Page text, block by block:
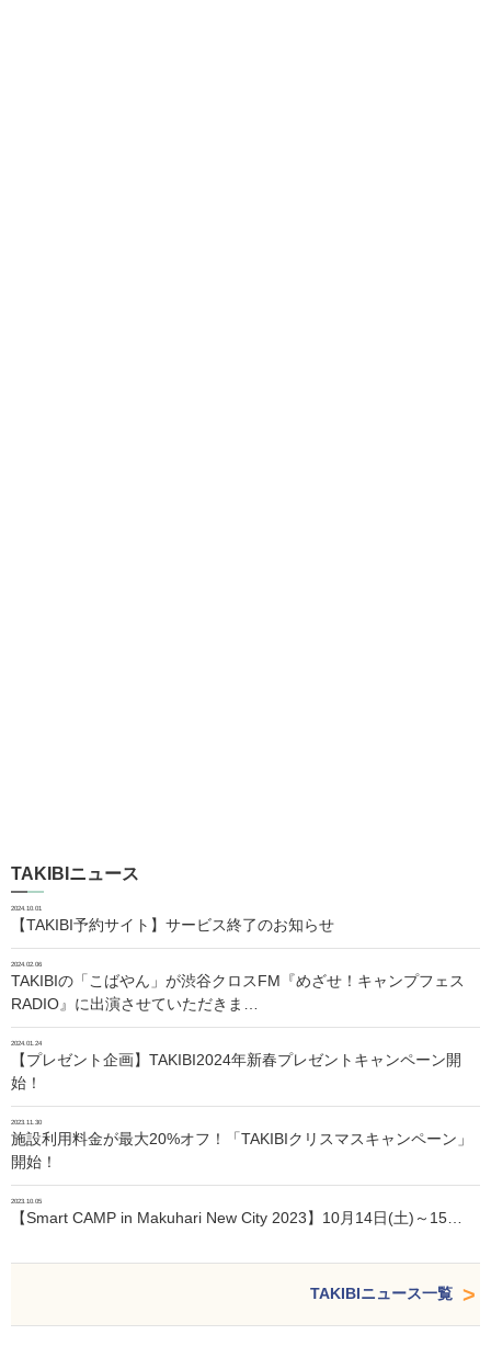
TAKIBIニュース
2024.10.01
【TAKIBI予約サイト】サービス終了のお知らせ
2024.02.06
TAKIBIの「こばやん」が渋谷クロスFM『めざせ！キャンプフェス
RADIO』に出演させていただきま…
2024.01.24
【プレゼント企画】TAKIBI2024年新春プレゼントキャンペーン開
始！
2023.11.30
施設利用料金が最大20%オフ！「TAKIBIクリスマスキャンペーン」
開始！
2023.10.05
【Smart CAMP in Makuhari New City 2023】10月14日(土)～15…
TAKIBIニュース一覧